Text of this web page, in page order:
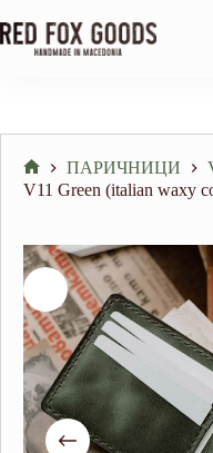
to
content
Home
ПАРИЧНИЦИ
V11 Green (italian waxy